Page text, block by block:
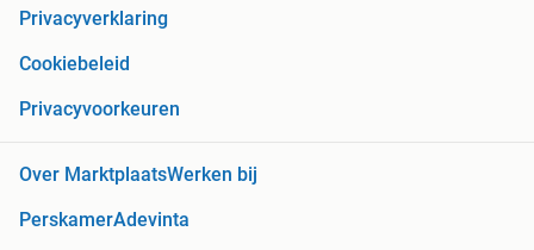
Privacyverklaring
Cookiebeleid
Privacyvoorkeuren
Over MarktplaatsWerken bij
PerskamerAdevinta